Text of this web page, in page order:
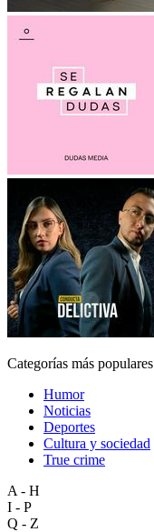
Categorías más populares
Humor
Noticias
Deportes
Cultura y sociedad
True crime
A - H
I - P
Q - Z